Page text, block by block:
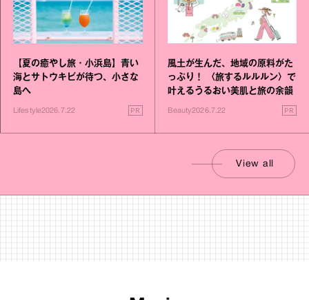
【夏の癒やし旅・小浜島】青い
海とサトウキビが待つ、小さな
島へ
Lifestyle2026.7.22 PR
風土が生んだ、地域の原料がた
っぷり！ 〈旅するルルルン〉で
叶えるうるおい美肌と旅の余韻
Beauty2026.7.22 PR
View all